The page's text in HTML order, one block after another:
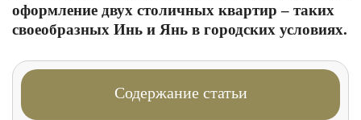
оформление двух столичных квартир – таких
своеобразных Инь и Янь в городских условиях.
Содержание статьи